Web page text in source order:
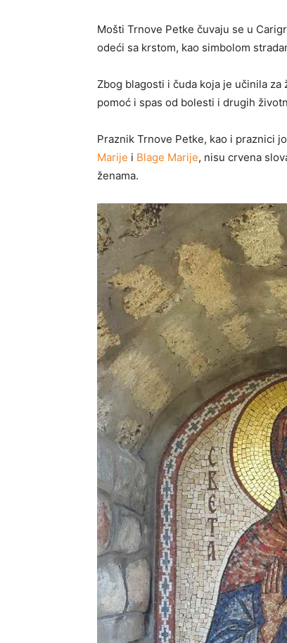
Mošti Trnove Petke čuvaju se u
odeći sa krstom, kao simbolom
Zbog blagosti i čuda koja je učinila
pomoć i spas od bolesti i drugih
Praznik Trnove Petke, kao i praznici
Marije i Blage Marije, nisu crvena
ženama.